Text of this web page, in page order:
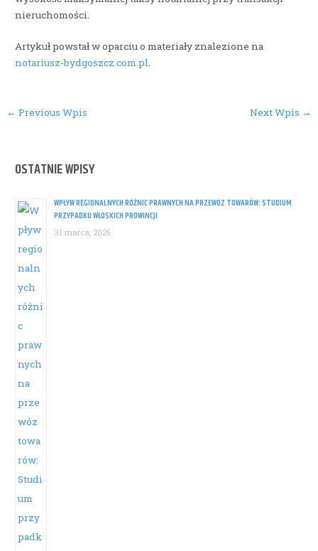
OSTATNIE WPISY
WPŁYW REGIONALNYCH RÓŻNIC PRAWNYCH NA PRZEWÓZ TOWARÓW: STUDIUM
PRZYPADKU WŁOSKICH PROWINCJI
31 marca, 2026
nieruchomości.
Artykuł powstał w oparciu o materiały znalezione na
notariusz-bydgoszcz.com.pl.
Post
← Previous Wpis Next Wpis →